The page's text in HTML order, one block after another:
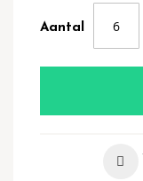
Aantal